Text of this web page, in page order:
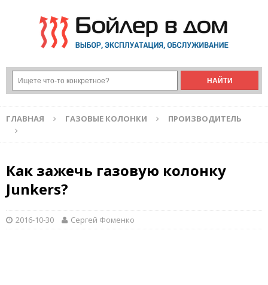
ГЛАВНАЯ ГАЗОВЫЕ КОЛОНКИ ПРОИЗВОДИТЕЛЬ
Как зажечь газовую колонку
Junkers?
2016-10-30 Сергей Фоменко